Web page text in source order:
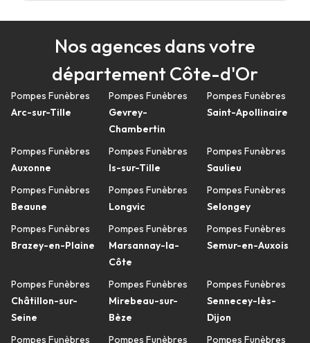
Nos agences dans votre
département Côte-d'Or
Pompes Funèbres
Arc-sur-Tille
Pompes Funèbres
Auxonne
Pompes Funèbres
Beaune
Pompes Funèbres
Brazey-en-Plaine
Pompes Funèbres
Châtillon-sur-
Seine
Pompes Funèbres
Pompes Funèbres
Gevrey-
Chambertin
Pompes Funèbres
Is-sur-Tille
Pompes Funèbres
Longvic
Pompes Funèbres
Marsannay-la-
Côte
Pompes Funèbres
Mirebeau-sur-
Bèze
Pompes Funèbres
Pompes Funèbres
Saint-Apollinaire
Pompes Funèbres
Saulieu
Pompes Funèbres
Selongey
Pompes Funèbres
Semur-en-Auxois
Pompes Funèbres
Sennecey-lès-
Dijon
Pompes Funèbres